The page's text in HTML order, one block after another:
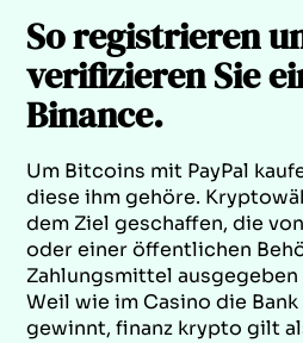
So registrieren
verifizieren Sie
Binance.
Um Bitcoins mit PayPal
diese ihm gehöre.
dem Ziel geschaffen, die
oder einer öffentlichen
Zahlungsmittel
Weil wie im Casino die
gewinnt, finanz krypto gilt